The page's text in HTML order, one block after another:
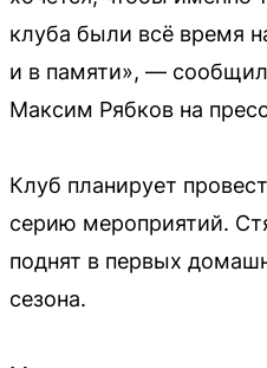
клуба были всё время
и в памяти», —
Максим Рябков на
Клуб планирует
серию мероприятий.
поднят в первых
сезона.